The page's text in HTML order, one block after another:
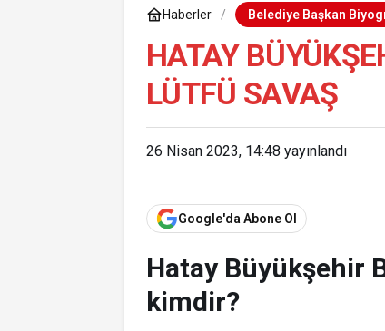
Haberler Belediye Başkan
HATAY
LÜTFÜ SAVAŞ
26 Nisan 2023, 14:48 yayınlandı
Google'da Abone Ol
Hatay Büyükşehir
kimdir?